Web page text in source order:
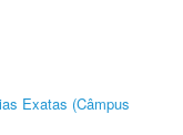
Exatas (Câmpus